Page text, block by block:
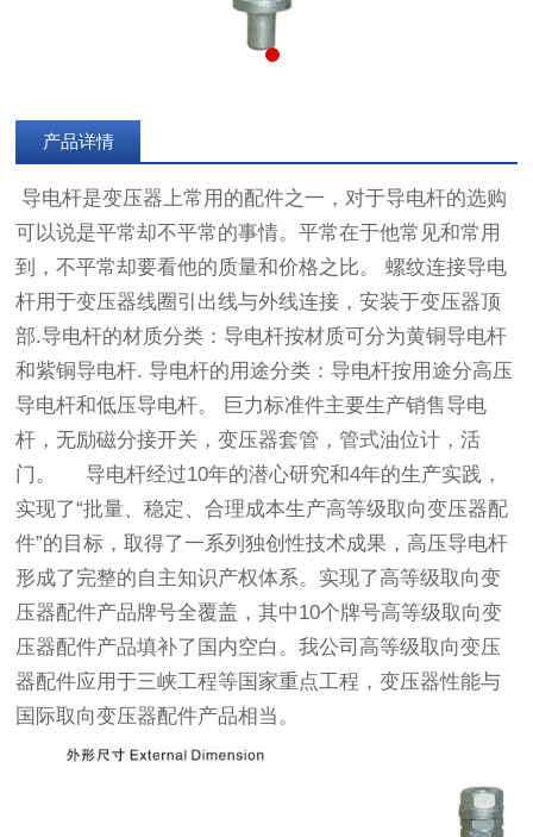
产品详情
导电杆是变压器上常用的配件之一，对于导电杆的选购
可以说是平常却不平常的事情。平常在于他常见和常用
到，不平常却要看他的质量和价格之比。 螺纹连接导电
杆用于变压器线圈引出线与外线连接，安装于变压器顶
部.导电杆的材质分类：导电杆按材质可分为黄铜导电杆
和紫铜导电杆. 导电杆的用途分类：导电杆按用途分高压
导电杆和低压导电杆。 巨力标准件主要生产销售导电
杆，无励磁分接开关，变压器套管，管式油位计，活
门。 导电杆经过10年的潜心研究和4年的生产实践，
实现了“批量、稳定、合理成本生产高等级取向变压器配
件”的目标，取得了一系列独创性技术成果，高压导电杆
形成了完整的自主知识产权体系。实现了高等级取向变
压器配件产品牌号全覆盖，其中10个牌号高等级取向变
压器配件产品填补了国内空白。我公司高等级取向变压
器配件应用于三峡工程等国家重点工程，变压器性能与
国际取向变压器配件产品相当。